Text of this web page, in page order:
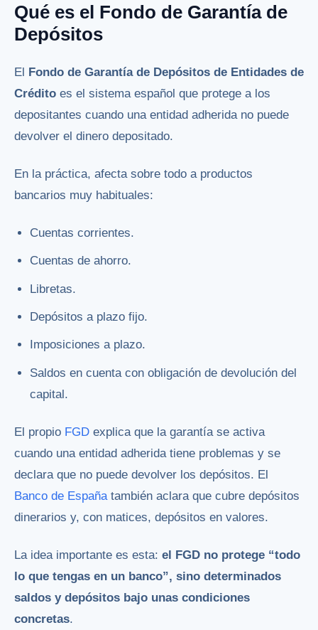
Qué es el Fondo de Garantía de
Depósitos
El
Fondo de Garantía de Depósitos de Entidades de
Crédito es el sistema español que protege a los
depositantes cuando una entidad adherida no puede
devolver el dinero depositado.
En la práctica, afecta sobre todo a productos
bancarios muy habituales:
Cuentas corrientes.
Cuentas de ahorro.
Libretas.
Depósitos a plazo fijo.
Imposiciones a plazo.
Saldos en cuenta con obligación de devolución del
capital.
El propio FGD explica que la garantía se activa
cuando una entidad adherida tiene problemas y se
declara que no puede devolver los depósitos. El
Banco de España también aclara que cubre depósitos
dinerarios y, con matices, depósitos en valores.
La idea importante es esta: el FGD no protege “todo
lo que tengas en un banco”, sino determinados
saldos y depósitos bajo unas condiciones
concretas.